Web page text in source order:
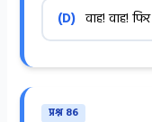
(D) वाह! वाह!
प्रश्न 86